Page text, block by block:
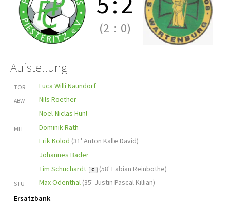
(2 : 0)
Aufstellung
TOR Luca Willi Naundorf
ABW
Nils Roether
Noel-Niclas Hünl
MIT
Dominik Rath
Erik Kolod (31' Anton Kalle David)
Johannes Bader
Tim Schuchardt
C (58' Fabian Reinbothe)
STU Max Odenthal (35' Justin Pascal Killian)
Ersatzbank